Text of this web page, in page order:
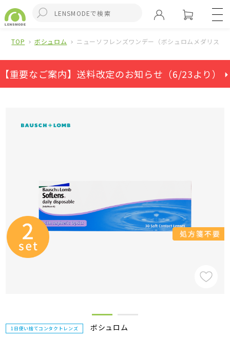
TOP ボシュロム ニューソフレンズワンデー（ボシュロムメダリスト
【重要なご案内】送料改定のお知らせ（6/23より） ⏵
1日使い捨てコンタクトレンズ ボシュロム